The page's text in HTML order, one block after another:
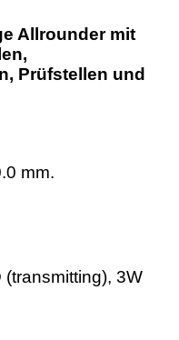
Allrounder mit
Prüfstellen und
mm.
(transmitting), 3W